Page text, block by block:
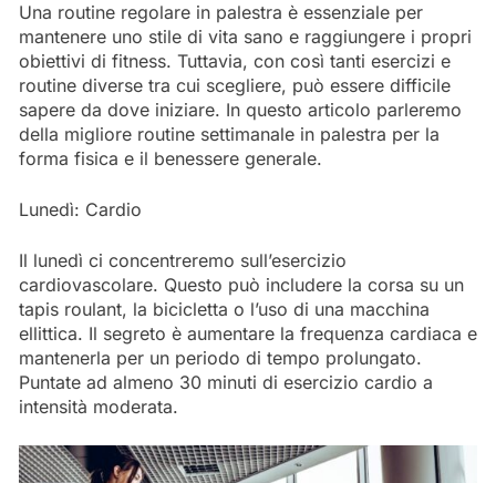
Una routine regolare in palestra è essenziale per
mantenere uno stile di vita sano e raggiungere i propri
obiettivi di fitness. Tuttavia, con così tanti esercizi e
routine diverse tra cui scegliere, può essere difficile
sapere da dove iniziare. In questo articolo parleremo
della migliore routine settimanale in palestra per la
forma fisica e il benessere generale.
Lunedì: Cardio
Il lunedì ci concentreremo sull’esercizio
cardiovascolare. Questo può includere la corsa su un
tapis roulant, la bicicletta o l’uso di una macchina
ellittica. Il segreto è aumentare la frequenza cardiaca e
mantenerla per un periodo di tempo prolungato.
Puntate ad almeno 30 minuti di esercizio cardio a
intensità moderata.